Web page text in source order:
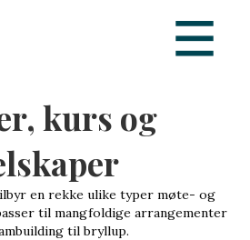
kurs og
en rekke ulike typer møte- og
til mangfoldige arrangementer
til bryllup.